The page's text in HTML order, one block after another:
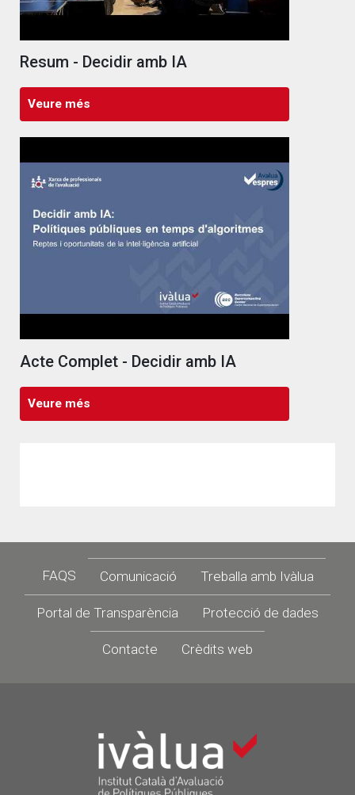
Resum - Decidir amb IA
Veure més
Acte Complet - Decidir amb IA
Veure més
Footer
FAQS Comunicació Treballa amb Ivàlua
Portal de Transparència Protecció de dades
Contacte Crèdits web